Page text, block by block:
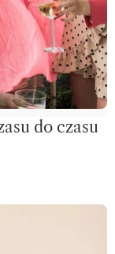
do czasu